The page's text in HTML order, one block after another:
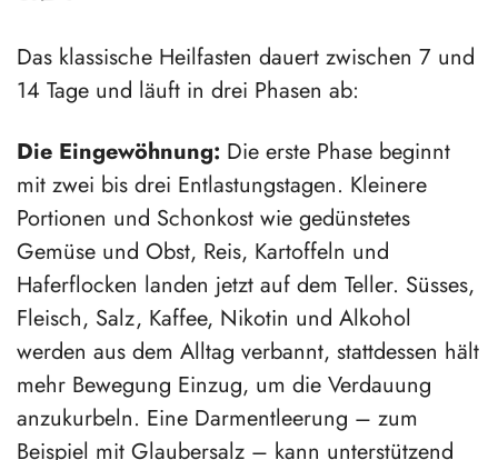
Das klassische Heilfasten dauert zwischen 7 und
14 Tage und läuft in drei Phasen ab:
Die Eingewöhnung: Die erste Phase beginnt
mit zwei bis drei Entlastungstagen. Kleinere
Portionen und Schonkost wie gedünstetes
Gemüse und Obst, Reis, Kartoffeln und
Haferflocken landen jetzt auf dem Teller. Süsses,
Fleisch, Salz, Kaffee, Nikotin und Alkohol
werden aus dem Alltag verbannt, stattdessen hält
mehr Bewegung Einzug, um die Verdauung
anzukurbeln. Eine Darmentleerung – zum
Beispiel mit Glaubersalz – kann unterstützend